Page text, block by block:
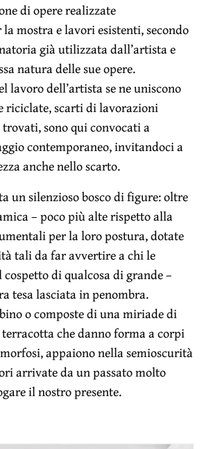
di opere realizzate
mostra e lavori esistenti, secondo
già utilizzata dall’artista e
natura delle sue opere.
lavoro dell’artista se ne uniscono
riciclate, scarti di lavorazioni
sono qui convocati a
contemporaneo, invitandoci a
anche nello scarto.
un silenzioso bosco di figure: oltre
– poco più alte rispetto alla
per la loro postura, dotate
tali da far avvertire a chi le
cospetto di qualcosa di grande –
tesa lasciata in penombra.
o composte di una miriade di
che danno forma a corpi
appaiono nella semioscurità
arrivate da un passato molto
il nostro presente.